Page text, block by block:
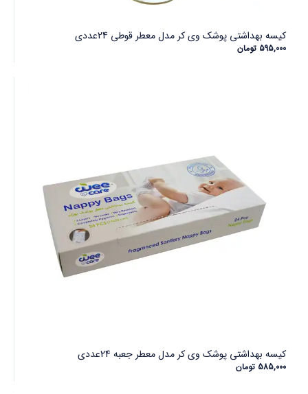
کیسه بهداشتی پوشک وی کر مدل معطر قوطی 24عددی
595,000 تومان
کیسه بهداشتی پوشک وی کر مدل معطر جعبه 24عددی
585,000 تومان